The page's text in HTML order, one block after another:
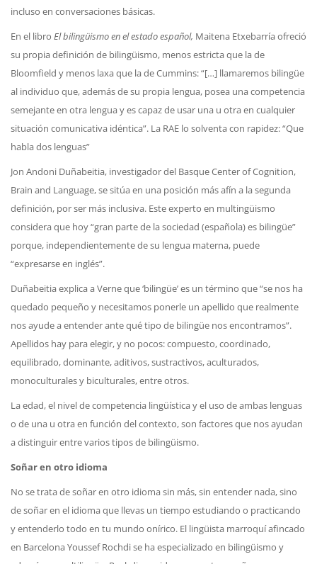
incluso en conversaciones básicas.
En el libro El bilingüismo en el estado español, Maitena Etxebarría ofreció
su propia definición de bilingüismo, menos estricta que la de
Bloomfield y menos laxa que la de Cummins: “[…] llamaremos bilingüe
al individuo que, además de su propia lengua, posea una competencia
semejante en otra lengua y es capaz de usar una u otra en cualquier
situación comunicativa idéntica”. La RAE lo solventa con rapidez: “Que
habla dos lenguas”
Jon Andoni Duñabeitia, investigador del Basque Center of Cognition,
Brain and Language, se sitúa en una posición más afín a la segunda
definición, por ser más inclusiva. Este experto en multingüismo
considera que hoy “gran parte de la sociedad (española) es bilingüe”
porque, independientemente de su lengua materna, puede
“expresarse en inglés”.
Duñabeitia explica a Verne que ‘bilingüe’ es un término que “se nos ha
quedado pequeño y necesitamos ponerle un apellido que realmente
nos ayude a entender ante qué tipo de bilingüe nos encontramos”.
Apellidos hay para elegir, y no pocos: compuesto, coordinado,
equilibrado, dominante, aditivos, sustractivos, aculturados,
monoculturales y biculturales, entre otros.
La edad, el nivel de competencia lingüística y el uso de ambas lenguas
o de una u otra en función del contexto, son factores que nos ayudan
a distinguir entre varios tipos de bilingüismo.
Soñar en otro idioma
No se trata de soñar en otro idioma sin más, sin entender nada, sino
de soñar en el idioma que llevas un tiempo estudiando o practicando
y entenderlo todo en tu mundo onírico. El lingüista marroquí afincado
en Barcelona Youssef Rochdi se ha especializado en bilingüismo y